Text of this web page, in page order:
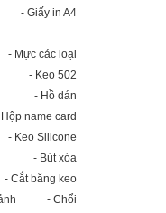
- Giấy in A4
- Mực các loại
- Keo 502
- Hồ dán
name card
- Keo Silicone
- Bút xóa
- Cắt băng keo
- Chổi